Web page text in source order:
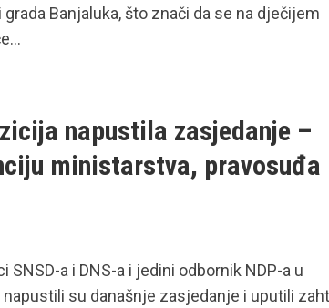
Banjaluka, što znači da se na dječijem
napustila zasjedanje –
ministarstva, pravosuđa
SNSD-a i DNS-a i jedini odbornik NDP-a u
su današnje zasjedanje i uputili